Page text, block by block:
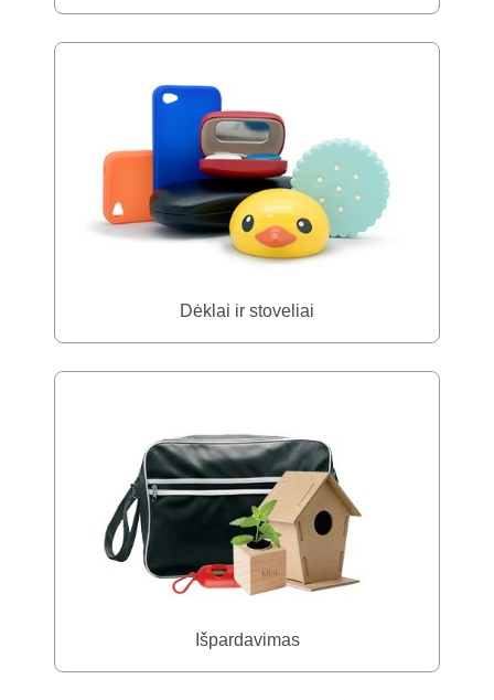
Dėklai ir stoveliai
Išpardavimas